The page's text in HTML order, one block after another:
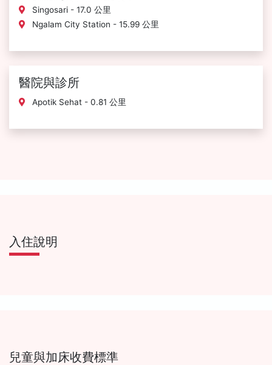
Singosari - 17.0 公里
Ngalam City Station - 15.99 公里
醫院與診所
Apotik Sehat - 0.81 公里
入住說明
兒童與加床收費標準